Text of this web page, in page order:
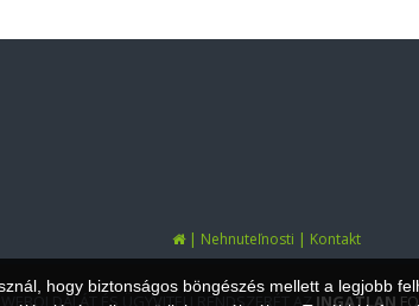
| Nehnuteľnosti | Kontakt
ÉS ÜGYVITELI RENDSZERÉT AZINGATLAN
hogy biztonságos böngészés mellett a legjobb